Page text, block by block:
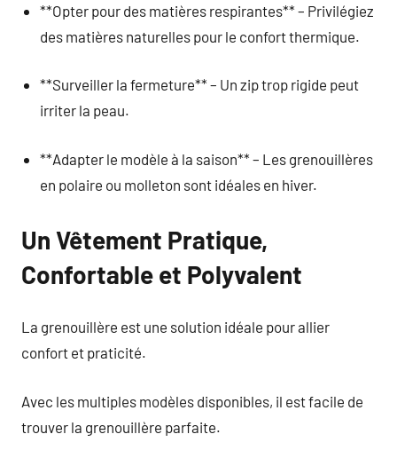
**Opter pour des matières respirantes** – Privilégiez
des matières naturelles pour le confort thermique.
**Surveiller la fermeture** – Un zip trop rigide peut
irriter la peau.
**Adapter le modèle à la saison** – Les grenouillères
en polaire ou molleton sont idéales en hiver.
Un Vêtement Pratique,
Confortable et Polyvalent
La grenouillère est une solution idéale pour allier
confort et praticité.
Avec les multiples modèles disponibles, il est facile de
trouver la grenouillère parfaite.